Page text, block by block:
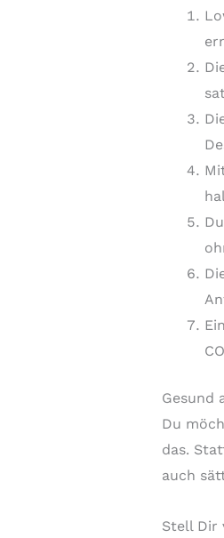
Gesund
Du
das.
auch
Stell Dir